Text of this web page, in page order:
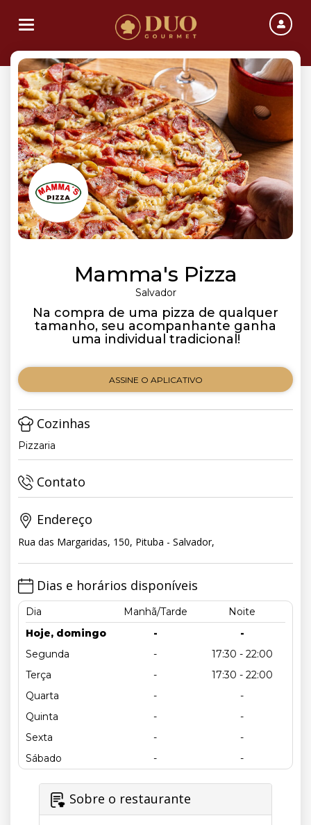
Toggle navigation
Mamma's Pizza
Salvador
Na compra de uma pizza de qualquer
tamanho, seu acompanhante ganha
uma individual tradicional!
ASSINE O APLICATIVO
Cozinhas
Pizzaria
Contato
Endereço
Rua das Margaridas, 150, Pituba - Salvador,
Dias e horários disponíveis
Dia Manhã/Tarde
Noite
Hoje, domingo
-
-
Segunda
-
17:30 - 22:00
Terça
-
17:30 - 22:00
Quarta
-
-
Quinta
-
-
Sexta
-
-
Sábado
- -
Sobre o restaurante